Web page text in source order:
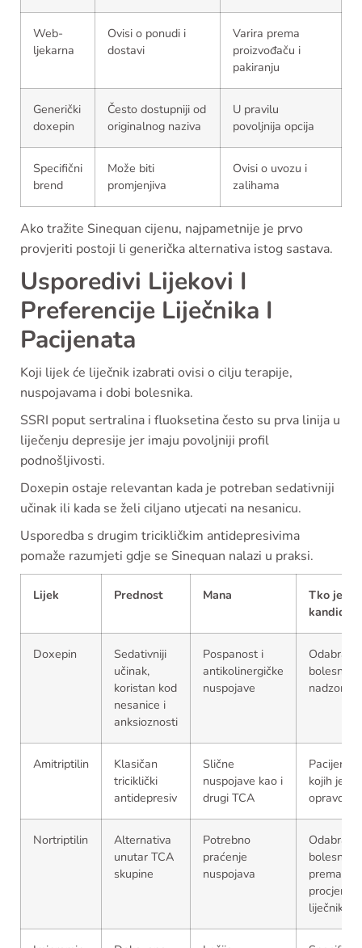
Web-
ljekarna
Ovisi o ponudi i
dostavi
Varira prema
proizvođaču i
pakiranju
Generički
doxepin
Često dostupniji od
originalnog naziva
U pravilu
povoljnija opcija
Specifični
brend
Može biti
promjenjiva
Ovisi o uvozu i
zalihama
Ako tražite Sinequan cijenu, najpametnije je prvo
provjeriti postoji li generička alternativa istog sastava.
Usporedivi Lijekovi I
Preferencije Liječnika I
Pacijenata
Koji lijek će liječnik izabrati ovisi o cilju terapije,
nuspojavama i dobi bolesnika.
SSRI poput sertralina i fluoksetina često su prva linija u
liječenju depresije jer imaju povoljniji profil
podnošljivosti.
Doxepin ostaje relevantan kada je potreban sedativniji
učinak ili kada se želi ciljano utjecati na nesanicu.
Usporedba s drugim tricikličkim antidepresivima
pomaže razumjeti gdje se Sinequan nalazi u praksi.
Lijek Prednost Mana
Tko je
kandidat
Doxepin
Sedativniji
učinak,
koristan kod
nesanice i
anksioznosti
Pospanost i
antikolinergičke
nuspojave
Odabrani
bolesnici
nadzorom
Amitriptilin
Klasičan
triciklički
antidepresiv
Slične
nuspojave kao i
drugi TCA
Pacijenti
kojih je
opravdan
Nortriptilin
Alternativa
unutar TCA
skupine
Potrebno
praćenje
nuspojava
Odabrani
bolesnici
prema
procjeni
liječnika